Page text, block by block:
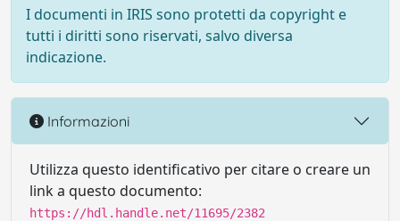
I documenti in IRIS sono protetti da copyright e
tutti i diritti sono riservati, salvo diversa
indicazione.
Informazioni
Utilizza questo identificativo per citare o creare un
link a questo documento:
https://hdl.handle.net/11695/2382